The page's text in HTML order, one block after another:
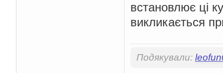
встановлює ці
викликається
Подякували: